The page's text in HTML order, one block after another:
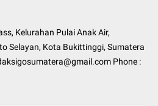
Kelurahan Pulai Anak Air,
Selayan, Kota Bukittinggi, Sumatera
Phone :